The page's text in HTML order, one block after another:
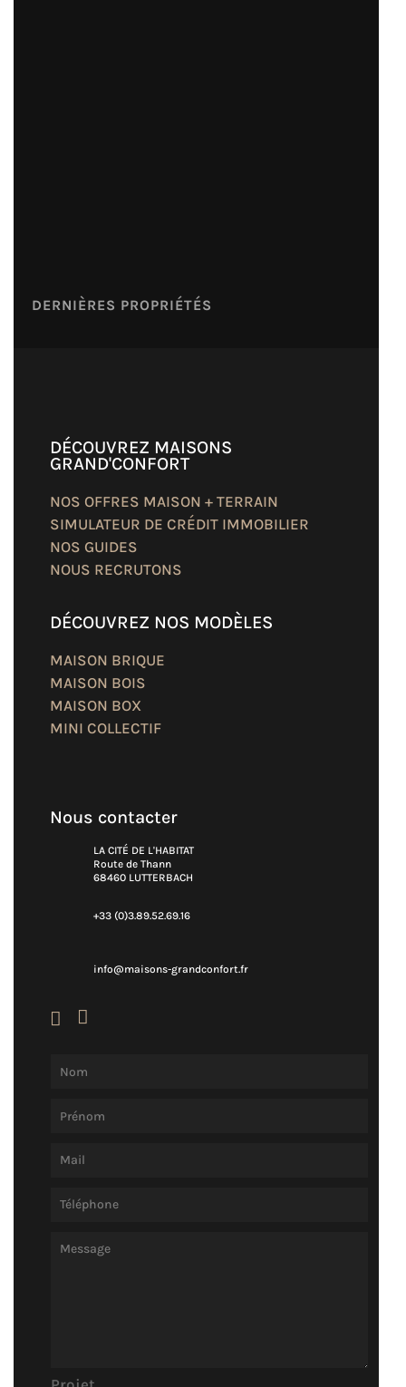
DERNIÈRES PROPRIÉTÉS
DÉCOUVREZ MAISONS
GRAND'CONFORT
NOS OFFRES MAISON + TERRAIN
SIMULATEUR DE CRÉDIT IMMOBILIER
NOS GUIDES
NOUS RECRUTONS
DÉCOUVREZ NOS MODÈLES
MAISON BRIQUE
MAISON BOIS
MAISON BOX
MINI COLLECTIF
Nous contacter
LA CITÉ DE L'HABITAT
Route de Thann
68460 LUTTERBACH
+33 (0)3.89.52.69.16
info@maisons-grandconfort.fr
 